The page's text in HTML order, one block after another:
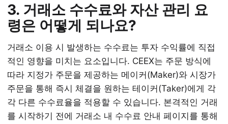
3. 거래소 수수료와 자산 관리 요
령은 어떻게 되나요?
거래소 이용 시 발생하는 수수료는 투자 수익률에 직접
적인 영향을 미치는 요소입니다. CEEX는 주문 방식에
따라 지정가 주문을 제공하는 메이커(Maker)와 시장가
주문을 통해 즉시 체결을 원하는 테이커(Taker)에게 각
각 다른 수수료율을 적용할 수 있습니다. 본격적인 거래
를 시작하기 전에 거래소 내 수수료 안내 페이지를 통해